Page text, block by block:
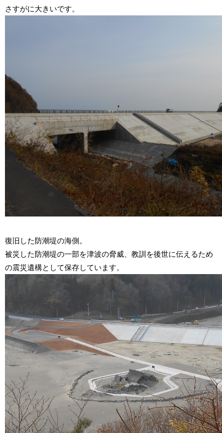
さすがに大きいです。
復旧した防潮堤の海側。
被災した防潮堤の一部を津波の脅威、教訓を後世に伝えるため
の震災遺構として保存しています。